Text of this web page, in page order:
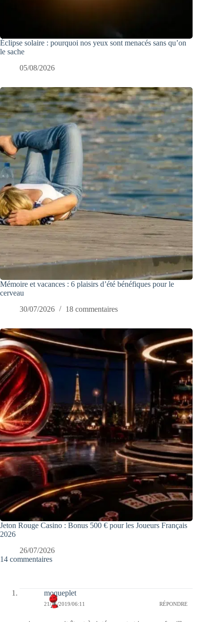
Éclipse solaire : pourquoi nos yeux sont menacés sans qu’on
le sache
05/08/2026
Mémoire et vacances : 6 plaisirs d’été bénéfiques pour le
cerveau
30/07/2026
18 commentaires
Jeton Rouge Casino : Bonus 500 € pour les Joueurs Français
2026
26/07/2026
14 commentaires
moqueplet
21/11/2019/06:11 RÉPONDRE